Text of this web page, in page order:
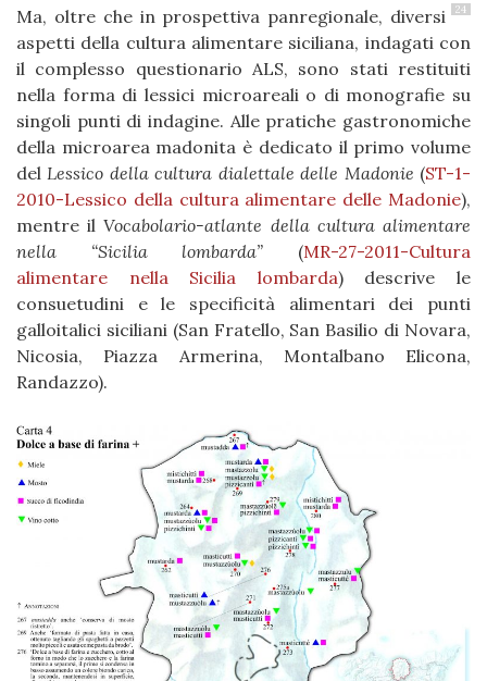
24
Ma, oltre che in prospettiva panregionale, diversi
aspetti della cultura alimentare siciliana, indagati con
il complesso questionario ALS, sono stati restituiti
nella forma di lessici microareali o di monografie su
singoli punti di indagine. Alle pratiche gastronomiche
della microarea madonita è dedicato il primo volume
del Lessico della cultura dialettale delle Madonie (ST-1-
2010-Lessico della cultura alimentare delle Madonie),
mentre ilVocabolario-atlante della cultura alimentare
nella “Sicilia lombarda” (MR-27-2011-Cultura
alimentare nella Sicilia lombarda) descrive le
consuetudini e le specificità alimentari dei punti
galloitalici siciliani (San Fratello, San Basilio di Novara,
Nicosia, Piazza Armerina, Montalbano Elicona,
Randazzo).